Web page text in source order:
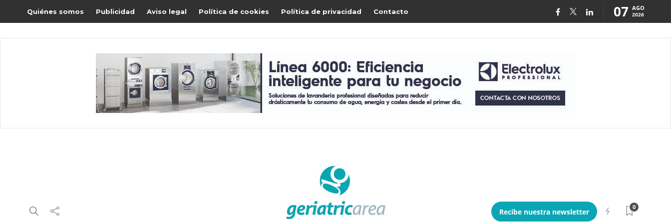
Quiénes somos Publicidad Aviso legal Política de cookies Política de privacidad Contacto 07 AGO
2026
Recibe nuestra newsletter
0